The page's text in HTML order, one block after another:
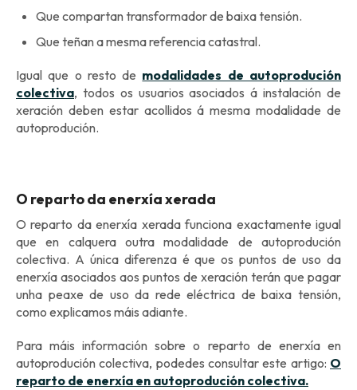
Que compartan transformador de baixa tensión.
Que teñan a mesma referencia catastral.
Igual que o resto de modalidades de autoprodución
colectiva, todos os usuarios asociados á instalación de
xeración deben estar acollidos á mesma modalidade de
autoprodución.
O reparto da enerxía xerada
O reparto da enerxía xerada funciona exactamente igual
que en calquera outra modalidade de autoprodución
colectiva. A única diferenza é que os puntos de uso da
enerxía asociados aos puntos de xeración terán que pagar
unha peaxe de uso da rede eléctrica de baixa tensión,
como explicamos máis adiante.
Para máis información sobre o reparto de enerxía en
autoprodución colectiva, podedes consultar este artigo: O
reparto de enerxía en autoprodución colectiva.